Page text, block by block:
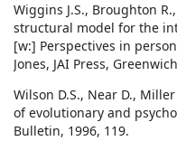
Wiggins J.S., Broughton
structural model for the
[w:] Perspectives in
Jones, JAI Press,
Wilson D.S., Near D.,
of evolutionary and
Bulletin, 1996, 119.